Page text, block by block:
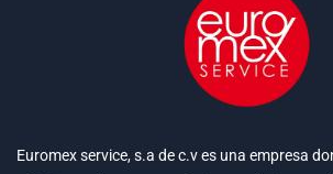
Euromex service, s.a de c.v es una empresa